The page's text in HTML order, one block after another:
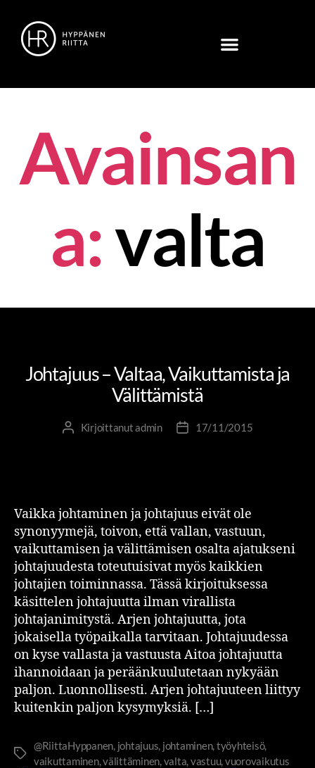
Avainsan
a:valta
Johtajuus – Valtaa, Vaikuttamista ja
Välittämistä
Kirjoittanutadmin 17/11/2015
Vaikka johtaminen ja johtajuus eivät ole
synonyymejä, toivon, että vallan, vastuun,
vaikuttamisen ja välittämisen osalta ajatukseni
johtajuudesta toteutuisivat myös kaikkien
johtajien toiminnassa. Tässä kirjoituksessa
käsittelen johtajuutta ilman virallista
johtajanimitystä. Arjen johtajuutta, jota
jokaisella työpaikalla tarvitaan. Johtajuudessa
on kyse vallasta ja vastuusta Aitoa johtajuutta
ihannoidaan ja peräänkuulutetaan nykyään
paljon. Luonnollisesti. Arjen johtajuuteen liittyy
kuitenkin paljon kysymyksiä. […]
@RiittaHyppanen johtajuus johtaminen, työyhteisö,
vaikuttaminen,välittäminen valta vastuu, vuorovaikutus